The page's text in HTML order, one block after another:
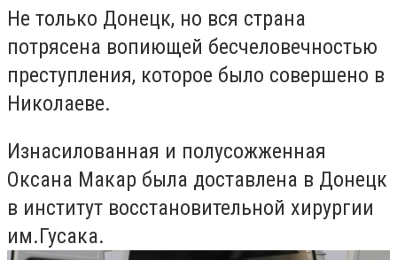
Не только Донецк, но вся страна
потрясена вопиющей бесчеловечностью
преступления, которое было совершено в
Николаеве.
Изнасилованная и полусожженная
Оксана Макар была доставлена в Донецк
в институт восстановительной хирургии
им.Гусака.